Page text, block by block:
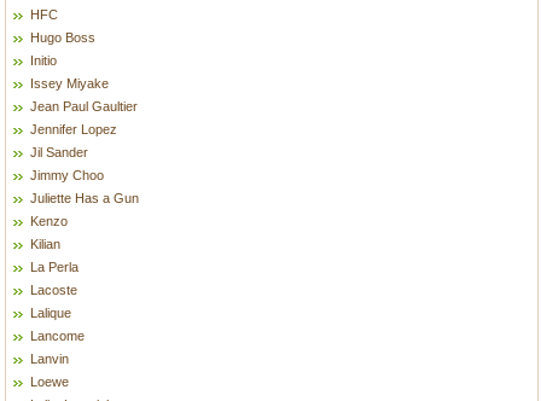
HFC
Hugo Boss
Initio
Issey Miyake
Jean Paul Gaultier
Jennifer Lopez
Jil Sander
Jimmy Choo
Juliette Has a Gun
Kenzo
Kilian
La Perla
Lacoste
Lalique
Lancome
Lanvin
Loewe